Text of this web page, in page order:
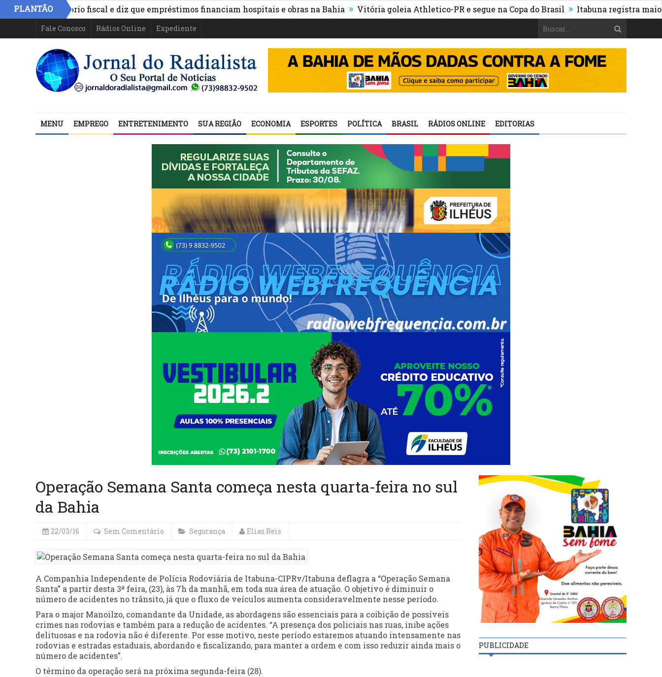
PLANTÃO
equilíbrio fiscal e diz que empréstimos financiam hospitais e obras na Bahia » Vitória goleia Athletico-PR e segue na Copa do Brasil » Itabuna registra maior
Fale Conosco Rádios Online Expediente
MENU EMPREGO ENTRETENIMENTO SUA REGIÃO ECONOMIA ESPORTES POLÍTICA BRASIL RÁDIOS ONLINE EDITORIAS
Operação Semana Santa começa nesta quarta-feira no sul
da Bahia
22/03/16 Sem Comentário Segurança Elias Reis
A Companhia Independente de Polícia Rodoviária de Itabuna-CIPRv/Itabuna deflagra a “Operação Semana
Santa” a partir desta 3ª feira, (23), às 7h da manhã, em toda sua área de atuação. O objetivo é diminuir o
número de acidentes no trânsito, já que o fluxo de veículos aumenta consideravelmente nesse período.
Para o major Manoilzo, comandante da Unidade, as abordagens são essenciais para a coibição de possíveis
crimes nas rodovias e também para a redução de acidentes. “A presença dos policiais nas ruas, inibe ações
delituosas e na rodovia não é diferente. Por esse motivo, neste período estaremos atuando intensamente nas
rodovias e estradas estaduais, abordando e fiscalizando, para manter a ordem e com isso reduzir ainda mais o
número de acidentes”.
O término da operação será na próxima segunda-feira (28).
PUBLICIDADE